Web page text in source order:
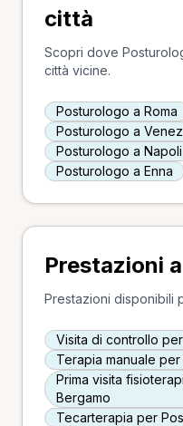
città
Scopri dove
città vicine.
Posturologo a Roma
Posturologo a
Posturologo a Napoli
Posturologo a Enna
Prestazioni
Prestazioni disponibili
Visita di controllo
Terapia manuale
Prima visita
Bergamo
Tecarterapia per